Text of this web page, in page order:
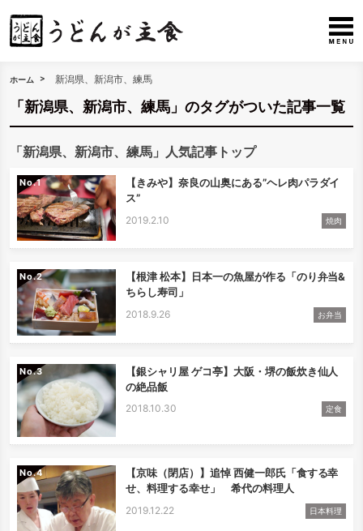
ホーム 新潟県、新潟市、練馬
「新潟県、新潟市、練馬」のタグがついた記事一覧
「新潟県、新潟市、練馬」人気記事トップ
No.
【きみや】奈良の山奥にある”ヘレ肉パラダイ
ス”
2019.2.10 焼肉
No.
【根津 松本】日本一の魚屋が作る「のり弁当&
ちらし寿司」
2018.9.26 お弁当
No.
【銀シャリ屋 ゲコ亭】大阪・堺の飯炊き仙人
の絶品飯
2018.10.30 定食
No.
【京味（閉店）】追悼 西健一郎氏「食する幸
せ、料理する幸せ」 希代の料理人
2019.12.22 日本料理